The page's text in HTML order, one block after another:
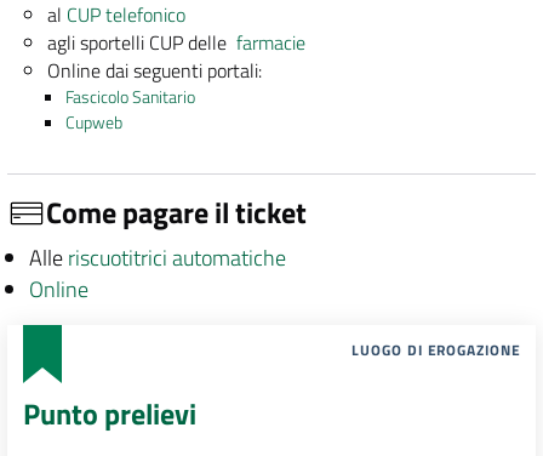
al CUP telefonico
agli sportelli CUP dellefarmacie
Online dai seguenti portali:
Fascicolo Sanitario
Cupweb
Come pagare il ticket
Alleriscuotitrici automatiche
Online
LUOGO DI EROGAZIONE
Punto prelievi